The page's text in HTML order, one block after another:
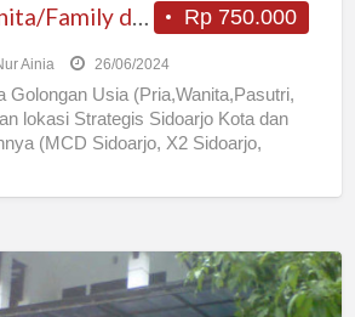
Rp 750.000
Kost Pria/Wanita/Family daerah Sidoarjo Kota
Ainia 26/06/2024
Golongan Usia (Pria,Wanita,Pasutri,
lokasi Strategis Sidoarjo Kota dan
(MCD Sidoarjo, X2 Sidoarjo,